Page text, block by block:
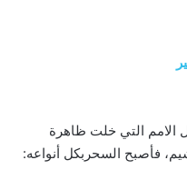
الامم التي خلت ظاهرة
فأصبح السحربكل أنواعه: